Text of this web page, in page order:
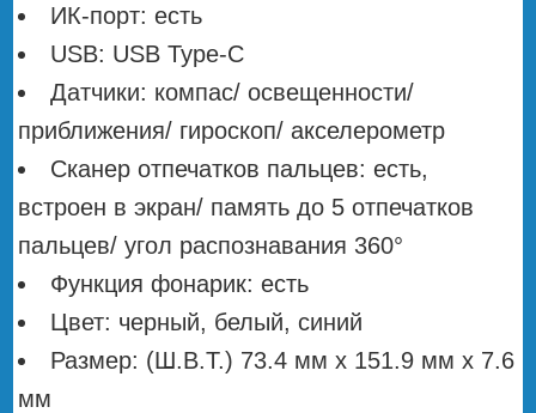
ИК-порт: есть
USB: USB Type-C
Датчики: компас/ освещенности/
приближения/ гироскоп/ акселерометр
Сканер отпечатков пальцев: есть,
встроен в экран/ память до 5 отпечатков
пальцев/ угол распознавания 360°
Функция фонарик: есть
Цвет: черный, белый, синий
Размер: (Ш.В.Т.) 73.4 мм х 151.9 мм х 7.6
мм